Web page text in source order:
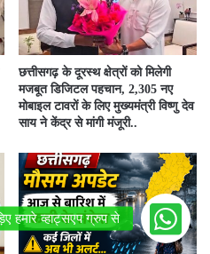
छत्तीसगढ़ के दूरस्थ क्षेत्रों को मिलेगी
मजबूत डिजिटल पहचान, 2,305 नए
मोबाइल टावरों के लिए मुख्यमंत्री विष्णु देव
साय ने केंद्र से मांगी मंजूरी..